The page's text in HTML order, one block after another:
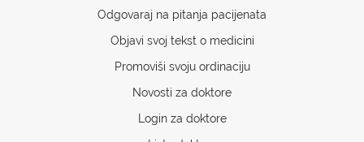
Odgovaraj na pitanja pacijenata
Objavi svoj tekst o medicini
Promoviši svoju ordinaciju
Novosti za doktore
Login za doktore